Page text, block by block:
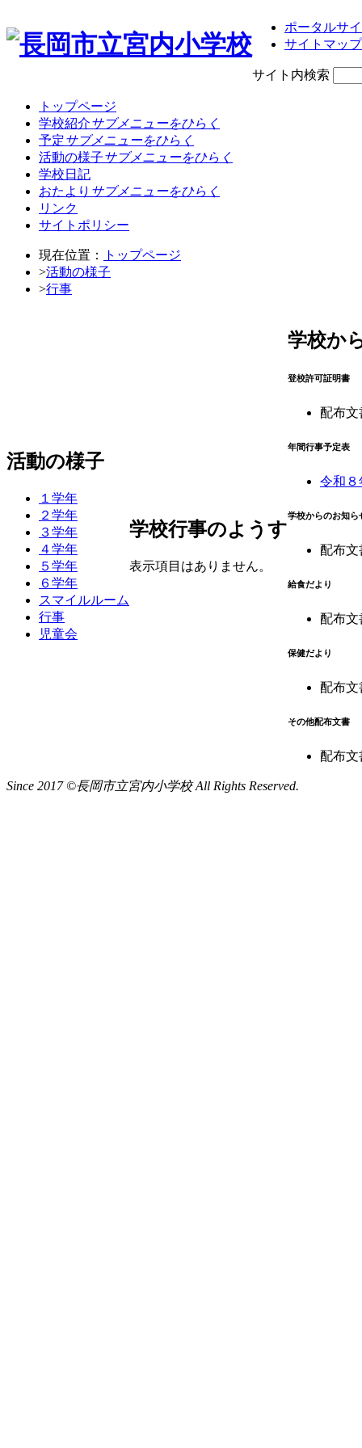
ポータルサ
サイトマップ
サイト内検索
トップページ
学校紹介サブメニューをひらく
予定サブメニューをひらく
活動の様子サブメニューをひらく
学校日記
おたより サブメニューをひらく
リンク
サイトポリシー
現在位置：
トップページ
>活動の様子
>行事
活動の様子
１学年
２学年
３学年
４学年
５学年
６学年
スマイルルーム
行事
児童会
学校行事のようす
表示項目はありません。
学校か
登校許可証明書
配布文
年間行事予定表
令和８
学校からのお知ら
配布文
給食だより
配布文
保健だより
配布文
その他配布文書
配布文
Since 2017 ©長岡市立宮内小学校 All Rights Reserved.